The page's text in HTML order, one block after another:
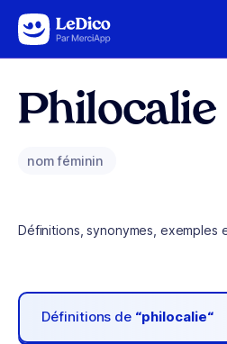
Aller au contenu
Philocalie
nom féminin
Définitions, synonymes, exemples
Définitions de “philocalie“